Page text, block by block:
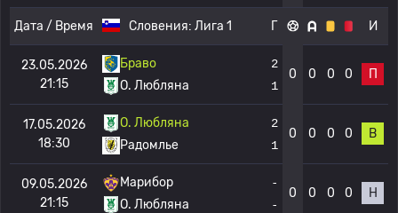
Дата / Время Словения: Лига 1 Г И
23.05.2026
21:15
Браво
О. Любляна
2
1
0 0 0 0 П
17.05.2026
18:30
О. Любляна
Радомлье
2
1
0 0 0 0 В
09.05.2026
21:15
Марибор
О. Любляна
-
-
0 0 0 0 Н